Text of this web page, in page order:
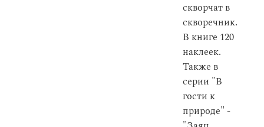
скворчат в
скворечник.
В книге 120
наклеек.
Также в
серии "В
гости к
природе" -